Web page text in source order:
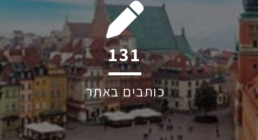
199
כותבים באתר